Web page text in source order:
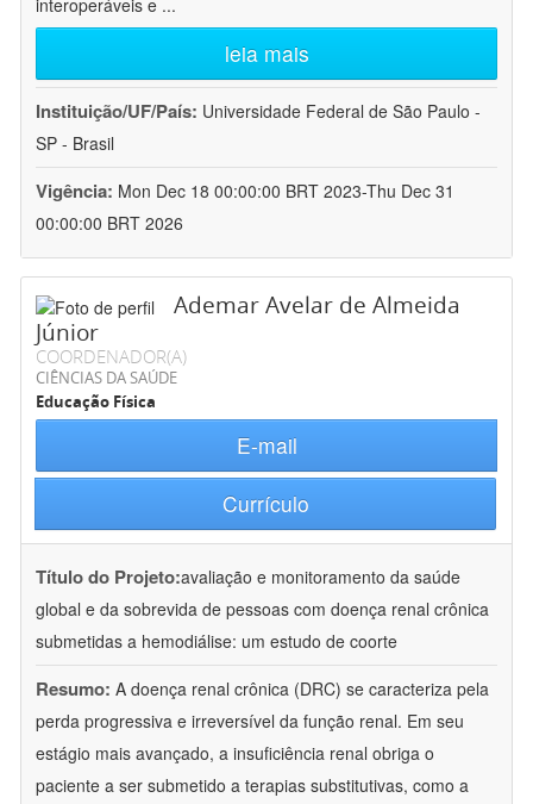
interoperáveis e ...
leia mais
Instituição/UF/País: Universidade Federal de São Paulo -
SP - Brasil
Vigência: Mon Dec 18 00:00:00 BRT 2023-Thu Dec 31
00:00:00 BRT 2026
Ademar Avelar de Almeida
Júnior
COORDENADOR(A)
CIÊNCIAS DA SAÚDE
Educação Física
E-mail
Currículo
Título do Projeto:avaliação e monitoramento da saúde
global e da sobrevida de pessoas com doença renal crônica
submetidas a hemodiálise: um estudo de coorte
Resumo: A doença renal crônica (DRC) se caracteriza pela
perda progressiva e irreversível da função renal. Em seu
estágio mais avançado, a insuficiência renal obriga o
paciente a ser submetido a terapias substitutivas, como a